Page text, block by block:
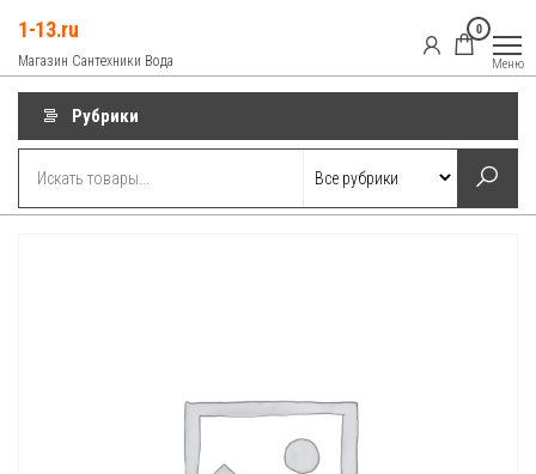
содержимому
1-13.ru
Магазин Сантехники Вода
0
Меню
Рубрики